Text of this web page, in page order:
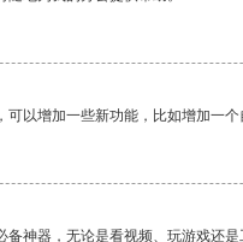
以增加一些新功能，比如增加一个
神器，无论是看视频、玩游戏还